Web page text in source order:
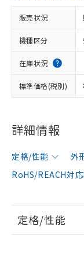
販売状況
機種区分
在庫状況
標準価格(税別)
詳細情報
定格/性能 外
RoHS/REACH対
定格/性能